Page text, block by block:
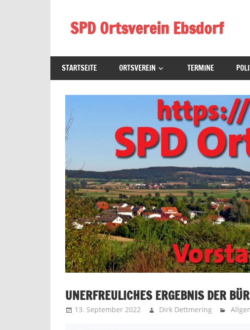
springenSPD Ortsverein Ebsdorf
des
SPD-
Ortsverein
Ebsdorf
STARTSEITE ORTSVEREIN TERMINE
UNERFREULICHES ERGEBNIS DER
13. September 2022 Dirk Dettmering